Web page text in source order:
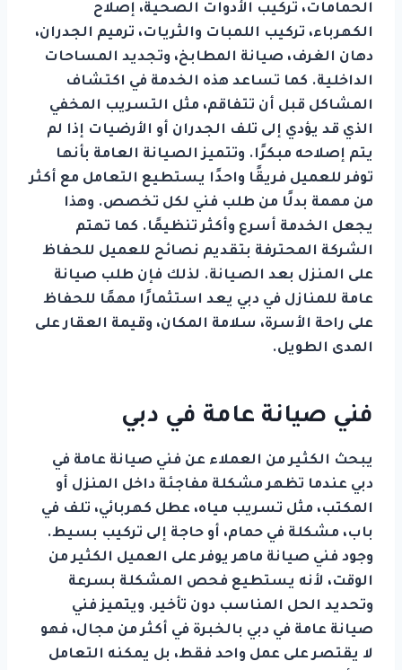
الحمامات، تركيب الأدوات الصحية، إصلاح
الكهرباء، تركيب اللمبات والثريات، ترميم الجدران،
دهان الغرف، صيانة المطابخ، وتجديد المساحات
الداخلية. كما تساعد هذه الخدمة في اكتشاف
المشاكل قبل أن تتفاقم، مثل التسريب المخفي
الذي قد يؤدي إلى تلف الجدران أو الأرضيات إذا لم
يتم إصلاحه مبكرًا. وتتميز الصيانة العامة بأنها
توفر للعميل فريقًا واحدًا يستطيع التعامل مع أكثر
من مهمة بدلًا من طلب فني لكل تخصص. وهذا
يجعل الخدمة أسرع وأكثر تنظيمًا. كما تهتم
الشركة المحترفة بتقديم نصائح للعميل للحفاظ
على المنزل بعد الصيانة. لذلك فإن طلب صيانة
عامة للمنازل في دبي يعد استثمارًا مهمًا للحفاظ
على راحة الأسرة، سلامة المكان، وقيمة العقار على
المدى الطويل.
فني صيانة عامة في دبي
يبحث الكثير من العملاء عن فني صيانة عامة في
دبي عندما تظهر مشكلة مفاجئة داخل المنزل أو
المكتب، مثل تسريب مياه، عطل كهربائي، تلف في
باب، مشكلة في حمام، أو حاجة إلى تركيب بسيط.
وجود فني صيانة ماهر يوفر على العميل الكثير من
الوقت، لأنه يستطيع فحص المشكلة بسرعة
وتحديد الحل المناسب دون تأخير. ويتميز فني
صيانة عامة في دبي بالخبرة في أكثر من مجال، فهو
لا يقتصر على عمل واحد فقط، بل يمكنه التعامل